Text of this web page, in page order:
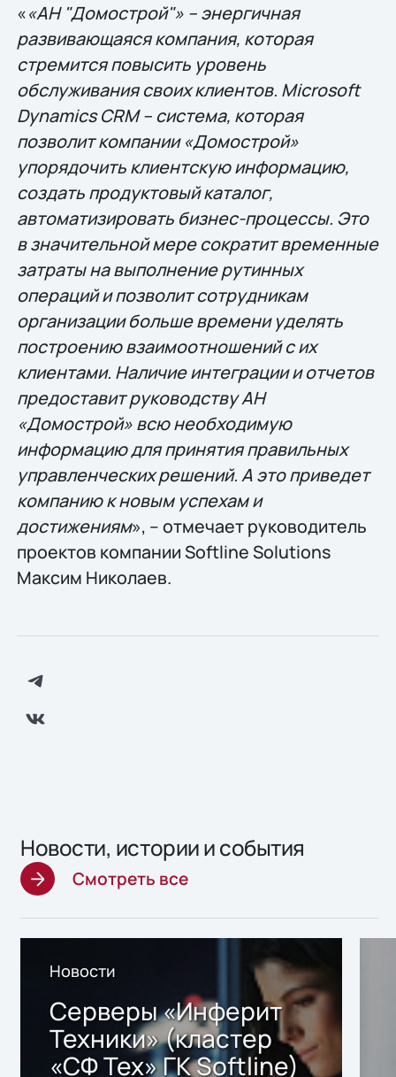
««АН "Домострой"» – энергичная
развивающаяся компания, которая
стремится повысить уровень
обслуживания своих клиентов. Microsoft
Dynamics CRM – система, которая
позволит компании «Домострой»
упорядочить клиентскую информацию,
создать продуктовый каталог,
автоматизировать бизнес-процессы. Это
в значительной мере сократит временные
затраты на выполнение рутинных
операций и позволит сотрудникам
организации больше времени уделять
построению взаимоотношений с их
клиентами. Наличие интеграции и отчетов
предоставит руководству АН
«Домострой» всю необходимую
информацию для принятия правильных
управленческих решений. А это приведет
компанию к новым успехам и
достижениям», – отмечает руководитель
проектов компании Softline Solutions
Максим Николаев.
Новости, истории и события
Смотреть все
Новости
Серверы «Инферит
Техники» (кластер
«СФ Тех» ГК Softline)